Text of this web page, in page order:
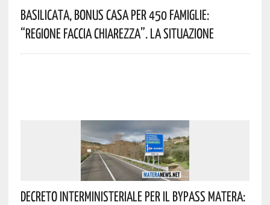
Basilicata, Bonus Casa Per 450 Famiglie:
“Regione Faccia Chiarezza”. La Situazione
Decreto Interministeriale Per Il Bypass Matera: